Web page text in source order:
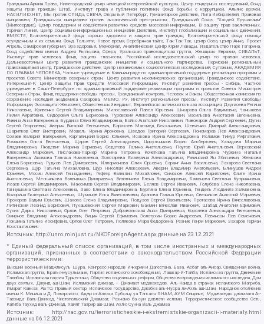
Гражданин.Армия.Право, Нижегородский центр немецкой и европейской культуры, Центр гендерных исследований, Фонд
защиты прав граждан Штаб, Институт права и публичной политики, Фонд борьбы с коррупцией, Альянс врачей,
НАСИЛИЮ.НЕТ, Мы против СПИДа, СВЕЧА, Открытый Петербург, Гуманитарное действие, Лига Избирателей, Правовая
инициатива, Гражданская инициатива против экологической преступности, Гражданский Союз, "Хасдей Ерушалаим"
(Милосердие), Центр поддержки и содействия развитию средств массовой информации, В защиту прав заключенных,
Горячая Линия, Центр социально-информационных инициатив Действие, Институт глобализации и социальных движений,
ВМЕСТЕ, Благотворительный фонд охраны здоровья и защиты прав граждан, Благотворительный фонд помощи
осужденным и их семьям, Фонд Тольятти, Новое время, Серебряная тайга, Так-Так-Так, центр Сова, центр Анна, Проект
Апрель, Самарская губерния, Эра здоровья, Мемориал, Аналитический Центр Юрия Левады, Издательство Парк Гагарина,
Фонд содействия имени Андрея Рылькова, Сфера, Уральская правозащитная группа, Женщины Евразии, СИБАЛЬТ,
Институт прав человека, Фонд защиты гласности, Российский исследовательский центр по правам человека,
Дальневосточный центр развития гражданских инициатив и социального партнерства, Пермский региональный
правозащитный центр, Гражданское действие, Центр независимых социологических исследований, Сутяжник, АКАДЕМИЯ
ПО ПРАВАМ ЧЕЛОВЕКА, Частное учреждение в Калининграде по административной поддержке реализации программ и
проектов Совета Министров северных стран, Центр развития некоммерческих организаций, Гражданское содействие,
Интернешнл-Р, Центр Защиты Прав Средств Массовой Информации, Институт развития прессы - Сибирь, Частное
учреждение в Санкт-Петербурге по административной поддержке реализации программ и проектов Совета Министров
Северных Стран, Фонд поддержки свободы прессы, Гражданский контроль, Человек и Закон, Общественная комиссия по
сохранению наследия академика Сахарова, МЕМО. РУ, Институт региональной прессы, Институт Развития Свободы
Информации, Экозащита!-Женсовет, Общественный вердикт, Евразийская антимонопольная ассоциация, Дзугкоева Регина
Николаевна, Кривенко Сергей Владимирович, Милославский Павел Юрьевич, Шнырова Ольга Вадимовна, Чанышева
Лилия Айратовна, Сидорович Ольга Борисовна, Туровский Александр Алексеевич, Васильева Анастасия Евгеньевна,
Ривина Анна Валерьевна, Бурдина Юлия Владимировна, Бойко Анатолий Николаевич, Пивоваров Андрей Сергеевич, Дугин
Сергей Георгиевич, Аверин Виталий Евгеньевич, Барахоев Магомед Бекханович, Шевченко Дмитрий Александрович,
Шарипков Олег Викторович, Мошель Ирина Ароновна, Шведов Григорий Сергеевич, Пономарев Лев Александрович,
Созаев Валерий Валерьевич, Каргалицкий Борис Юльевич, Исакова Ирина Александровна, Исламов Тимур Рифгатович,
Романова Ольга Евгеньевна, Щаров Сергей Алексадрович, Цирульников Борис Альбертович, Халидова Марина
Владимировна, Людевиг Марина Зариевна, Федотова Галина Анатольевна, Паутов Юрий Анатольевич, Верховский
Александр Маркович, Пислакова-Паркер Марина Петровна, Кочеткова Татьяна Владимировна, Чуркина Наталья
Валерьевна, Акимова Татьяна Николаевна, Золотарева Екатерина Александровна, Рачинский Ян Збигневич, Жемкова
Елена Борисовна, Гудков Лев Дмитриевич, Илларионова Юлия Юрьевна, Саранг Анна Васильевна, Захарова Светлана
Сергеевна, Щур Татьяна Михайловна, Щур Николай Алексеевич, Аверин Владимир Анатольевич, Блинушов Андрей
Юрьевич, Мосин Алексей Геннадьевич, Гефтер Валентин Михайлович, Симонов Алексей Кириллович, Флиге Ирина
Анатольевна, Мельникова Валентина Дмитриевна, Вититинова Елена Владимировна, Баженова Светлана Куприяновна,
Исаев Сергей Владимирович, Максимов Сергей Владимирович, Беляев Сергей Иванович, Голубева Елена Николаевна,
Ганнушкина Светлана Алексеевна, Закс Елена Владимировна, Буртина Елена Юрьевна, Гендель Людмила Залмановна,
Кокорина Екатерина Алексеевна, Шуманов Илья Вячеславович, Арапова Галина Юрьевна, Свечников Анатолий Мариевич,
Прохоров Вадим Юрьевич, Шахова Елена Владимировна, Подузов Сергей Васильевич, Протасова Ирина Вячеславовна,
Литинский Леонид Борисович, Лукашевский Сергей Маркович, Бахмин Вячеслав Иванович, Шабад Анатолий Ефимович,
Сухих Дарья Николаевна, Орлов Олег Петрович, Добровольская Анна Дмитриевна, Королева Александра Евгеньевна,
Смирнов Владимир Александрович, Вицин Сергей Ефимович, Золотухин Борис Андреевич, Левинсон Лев Семенович,
Локшина Татьяна Иосифовна, Орлов Олег Петрович, Полякова Мара Федоровна, Резник Генри Маркович, Захаров Герман
Константинович
Источник: http://unro.minjust.ru/NKOForeignAgent.aspxданные на 23.12.2021
* Единый федеральный список организаций, в том числе иностранных и международных
организаций, признанных в соответствии с законодательством Российской Федерации
террористическими:
Высший военный Маджлисуль Шура, Конгресс народов Ичкерии и Дагестана, База, Асбат аль-Ансар, Священная война,
Исламская группа, Братья-мусульмане, Партия исламского освобождения, Лашкар-И-Тайба, Исламская группа, Движение
Талибан, Исламская партия Туркестана, Общество социальных реформ, Общество возрождения исламского наследия, Дом
двух святых, Джунд аш-Шам, Исламский джихад – Джамаат моджахедов, Аль-Каида в странах исламского Магриба,
Имарат Кавказ, АБТО, Правый сектор, Исламское государство, Джабха аль-Нусра ли-Ахль аш-Шам, Народное ополчение
имени К. Минина и Д. Пожарского, Аджр от Аллаха Субхану уа Тагьаля SHAM, АУМ Синрике, Муджахеды джамаата Ат-
Тавхида Валь-Джихад, Чистопольский Джамаат, Рохнамо ба суи давлати исломи, Террористическое сообщество Сеть,
Катиба Таухид валь-Джихад, Хайят Тахрир аш-Шам, Ахлю Сунна Валь Джамаа
Источник: http://nac.gov.ru/terroristicheskie-i-ekstremistskie-organizacii-i-materialy.html
данные на 06.12.2021